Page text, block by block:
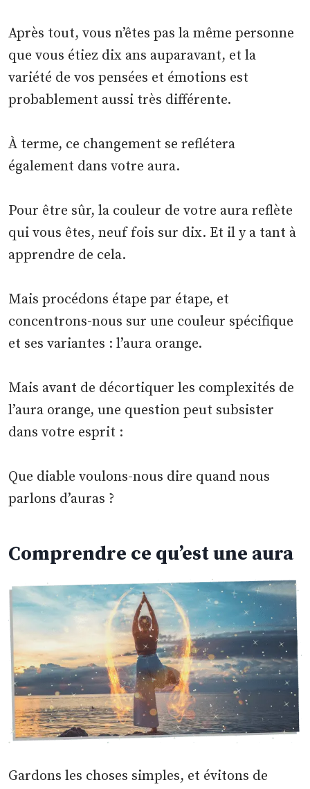
Après tout, vous n’êtes pas la même personne
que vous étiez dix ans auparavant, et la
variété de vos pensées et émotions est
probablement aussi très différente.
À terme, ce changement se reflétera
également dans votre aura.
Pour être sûr, la couleur de votre aura reflète
qui vous êtes, neuf fois sur dix. Et il y a tant à
apprendre de cela.
Mais procédons étape par étape, et
concentrons-nous sur une couleur spécifique
et ses variantes : l’aura orange.
Mais avant de décortiquer les complexités de
l’aura orange, une question peut subsister
dans votre esprit :
Que diable voulons-nous dire quand nous
parlons d’auras ?
Comprendre ce qu’est une aura
Gardons les choses simples, et évitons de